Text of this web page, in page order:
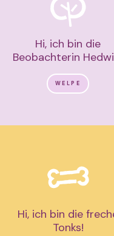
Hi, ich bin die
Beobachterin
WELPE
Hi, ich bin die
Tonks!